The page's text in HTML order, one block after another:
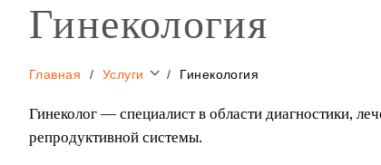
Гинекология
Главная Услуги Гинекология
Гинеколог — специалист в области диагностики,
репродуктивной системы.